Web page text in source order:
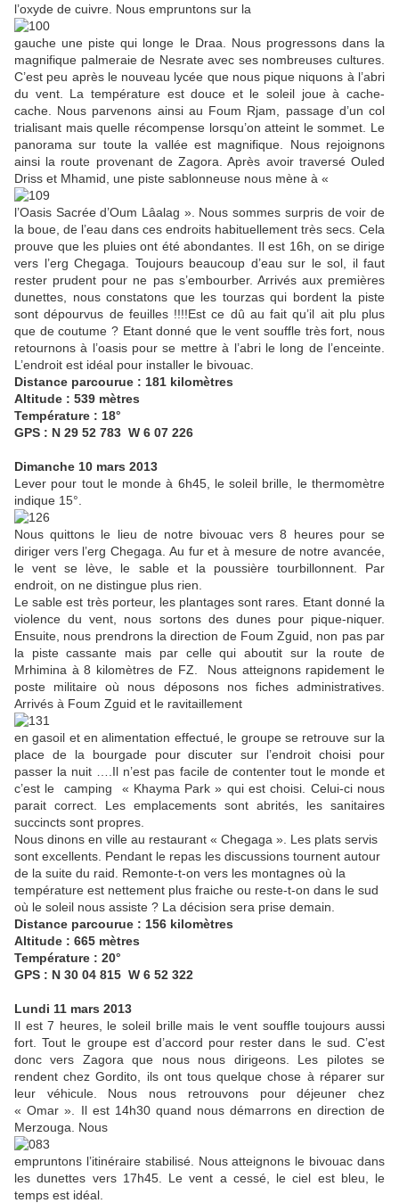
l’oxyde de cuivre. Nous empruntons sur la
gauche une piste qui longe le Draa. Nous progressons dans la
magnifique palmeraie de Nesrate avec ses nombreuses cultures.
C’est peu après le nouveau lycée que nous pique niquons à l’abri
du vent. La température est douce et le soleil joue à cache-
cache. Nous parvenons ainsi au Foum Rjam, passage d’un col
trialisant mais quelle récompense lorsqu’on atteint le sommet. Le
panorama sur toute la vallée est magnifique. Nous rejoignons
ainsi la route provenant de Zagora. Après avoir traversé Ouled
Driss et Mhamid, une piste sablonneuse nous mène à «
l’Oasis Sacrée d’Oum Lâalag ». Nous sommes surpris de voir de
la boue, de l’eau dans ces endroits habituellement très secs. Cela
prouve que les pluies ont été abondantes. Il est 16h, on se dirige
vers l’erg Chegaga. Toujours beaucoup d’eau sur le sol, il faut
rester prudent pour ne pas s’embourber. Arrivés aux premières
dunettes, nous constatons que les tourzas qui bordent la piste
sont dépourvus de feuilles !!!!Est ce dû au fait qu’il ait plu plus
que de coutume ? Etant donné que le vent souffle très fort, nous
retournons à l’oasis pour se mettre à l’abri le long de l’enceinte.
L’endroit est idéal pour installer le bivouac.
Distance parcourue : 181 kilomètres
Altitude : 539 mètres
Température : 18°
GPS : N 29 52 783 W 6 07 226
Dimanche 10 mars 2013
Lever pour tout le monde à 6h45, le soleil brille, le thermomètre
indique 15°.
Nous quittons le lieu de notre bivouac vers 8 heures pour se
diriger vers l’erg Chegaga. Au fur et à mesure de notre avancée,
le vent se lève, le sable et la poussière tourbillonnent. Par
endroit, on ne distingue plus rien.
Le sable est très porteur, les plantages sont rares. Etant donné la
violence du vent, nous sortons des dunes pour pique-niquer.
Ensuite, nous prendrons la direction de Foum Zguid, non pas par
la piste cassante mais par celle qui aboutit sur la route de
Mrhimina à 8 kilomètres de FZ. Nous atteignons rapidement le
poste militaire où nous déposons nos fiches administratives.
Arrivés à Foum Zguid et le ravitaillement
en gasoil et en alimentation effectué, le groupe se retrouve sur la
place de la bourgade pour discuter sur l’endroit choisi pour
passer la nuit ….Il n’est pas facile de contenter tout le monde et
c’est le camping « Khayma Park » qui est choisi. Celui-ci nous
parait correct. Les emplacements sont abrités, les sanitaires
succincts sont propres.
Nous dinons en ville au restaurant « Chegaga ». Les plats servis
sont excellents. Pendant le repas les discussions tournent autour
de la suite du raid. Remonte-t-on vers les montagnes où la
température est nettement plus fraiche ou reste-t-on dans le sud
où le soleil nous assiste ? La décision sera prise demain.
Distance parcourue : 156 kilomètres
Altitude : 665 mètres
Température : 20°
GPS : N 30 04 815 W 6 52 322
Lundi 11 mars 2013
Il est 7 heures, le soleil brille mais le vent souffle toujours aussi
fort. Tout le groupe est d’accord pour rester dans le sud. C’est
donc vers Zagora que nous nous dirigeons. Les pilotes se
rendent chez Gordito, ils ont tous quelque chose à réparer sur
leur véhicule. Nous nous retrouvons pour déjeuner chez
« Omar ». Il est 14h30 quand nous démarrons en direction de
Merzouga. Nous
empruntons l’itinéraire stabilisé. Nous atteignons le bivouac dans
les dunettes vers 17h45. Le vent a cessé, le ciel est bleu, le
temps est idéal.